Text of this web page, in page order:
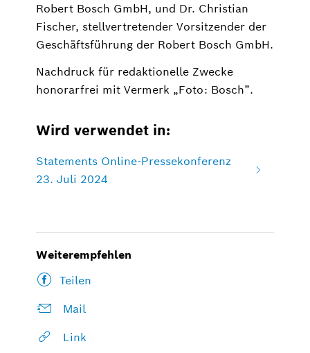
Robert Bosch GmbH, und Dr. Christian
Fischer, stellvertretender Vorsitzender der
Geschäftsführung der Robert Bosch GmbH.
Nachdruck für redaktionelle Zwecke
honorarfrei mit Vermerk „Foto: Bosch”.
Wird verwendet in:
Statements Online-Pressekonferenz
23. Juli 2024
Weiterempfehlen
Teilen
Mail
Link